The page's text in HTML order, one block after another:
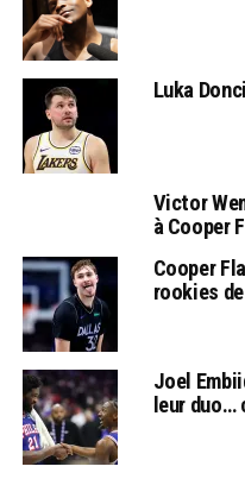
Luka
Victor
à Cooper
Cooper
rookies
Joel
leur duo…